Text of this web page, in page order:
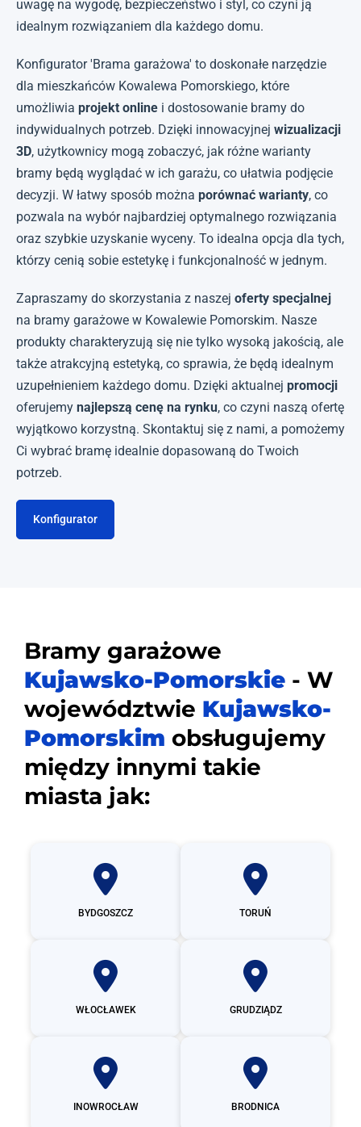
uwagę na wygodę, bezpieczeństwo i styl, co czyni ją
idealnym rozwiązaniem dla każdego domu.
Konfigurator 'Brama garażowa' to doskonałe narzędzie
dla mieszkańców Kowalewa Pomorskiego, które
umożliwia projekt online i dostosowanie bramy do
indywidualnych potrzeb. Dzięki innowacyjnej wizualizacji
3D, użytkownicy mogą zobaczyć, jak różne warianty
bramy będą wyglądać w ich garażu, co ułatwia podjęcie
decyzji. W łatwy sposób można porównać warianty, co
pozwala na wybór najbardziej optymalnego rozwiązania
oraz szybkie uzyskanie wyceny. To idealna opcja dla tych,
którzy cenią sobie estetykę i funkcjonalność w jednym.
Zapraszamy do skorzystania z naszej oferty specjalnej
na bramy garażowe w Kowalewie Pomorskim. Nasze
produkty charakteryzują się nie tylko wysoką jakością, ale
także atrakcyjną estetyką, co sprawia, że będą idealnym
uzupełnieniem każdego domu. Dzięki aktualnej promocji
oferujemy najlepszą cenę na rynku, co czyni naszą ofertę
wyjątkowo korzystną. Skontaktuj się z nami, a pomożemy
Ci wybrać bramę idealnie dopasowaną do Twoich
potrzeb.
Konfigurator
Bramy garażowe
Kujawsko-Pomorskie - W
województwie Kujawsko-
Pomorskim obsługujemy
między innymi takie
miasta jak:
BYDGOSZCZ TORUŃ
WŁOCŁAWEK GRUDZIĄDZ
INOWROCŁAW BRODNICA